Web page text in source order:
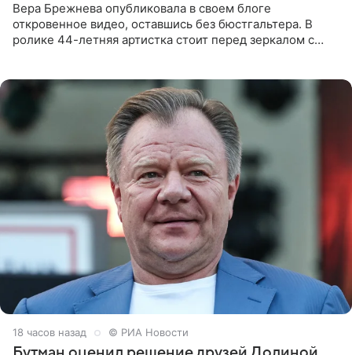
Вера Брежнева опубликовала в своем блоге
откровенное видео, оставшись без бюстгальтера. В
ролике 44-летняя артистка стоит перед зеркалом с
18 часов назад © РИА Новости